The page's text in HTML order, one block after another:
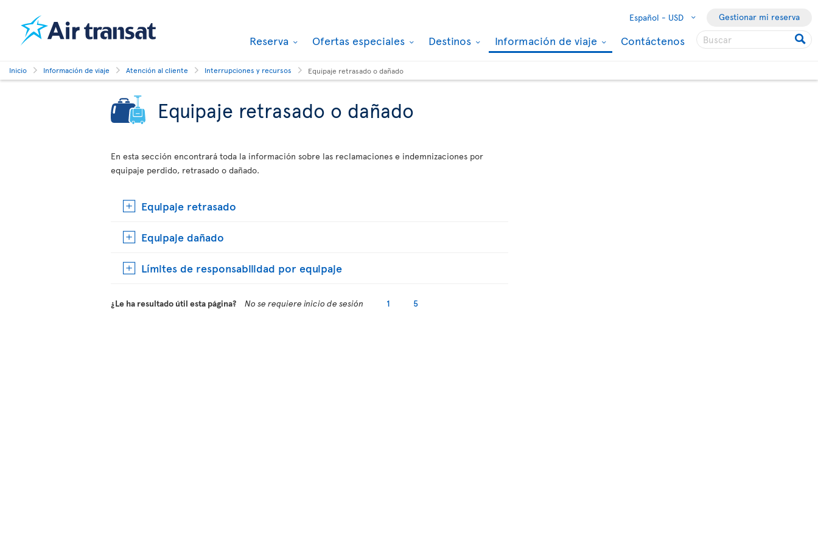
Español - USD Gestionar mi reserva
Reserva Ofertas especiales Destinos Información de viaje Contáctenos
Inicio Información de viaje Atención al cliente Interrupciones y recursos Equipaje retrasado o dañado
Equipaje retrasado o dañado
En esta sección encontrará toda la información sobre las reclamaciones e indemnizaciones por
equipaje perdido, retrasado o dañado.
Equipaje retrasado
Equipaje dañado
Límites de responsabilidad por equipaje
¿Le ha resultado útil esta página? No se requiere inicio de sesión 1 5